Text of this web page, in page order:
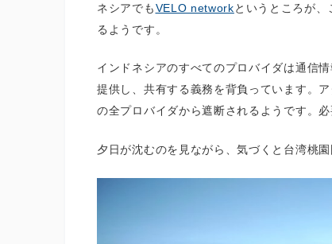
ネシアでもVELO networkというところが、
るようです。
インドネシアのすべてのプロバイダは通信
提供し、共有する義務を背負っています。
の全プロバイダから遮断されるようです。
夕日が沈むのを見ながら、気づくと台湾桃園